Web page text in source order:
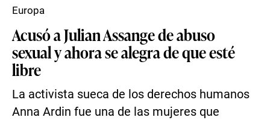
Acusó a Julian Assange de abuso
sexual y ahora se alegra de que esté
libre
La activista sueca de los derechos humanos
Anna Ardin fue una de las mujeres que
Europa